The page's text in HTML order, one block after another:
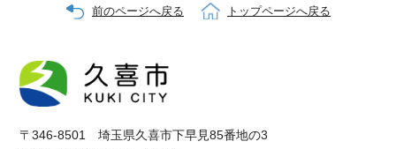
前のページへ戻る トップページへ戻る
〒346-8501 埼玉県久喜市下早見85番地の3